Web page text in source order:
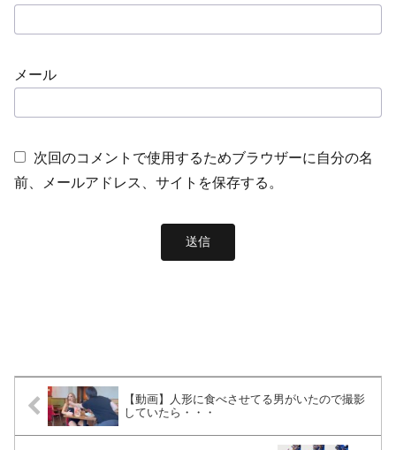
メール
次回のコメントで使用するためブラウザーに自分の名
前、メールアドレス、サイトを保存する。
【動画】人形に食べさせてる男がいたので撮影
していたら・・・